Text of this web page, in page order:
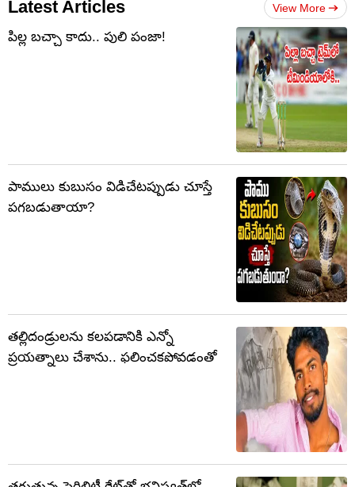
Latest Articles View More
పిల్ల బచ్చా కాదు.. పులి పంజా!
పాములు కుబుసం విడిచేటప్పుడు చూస్తే
పగబడుతాయా?
తల్లిదండ్రులను కలపడానికి ఎన్నో
ప్రయత్నాలు చేశాను.. ఫలించకపోవడంతో